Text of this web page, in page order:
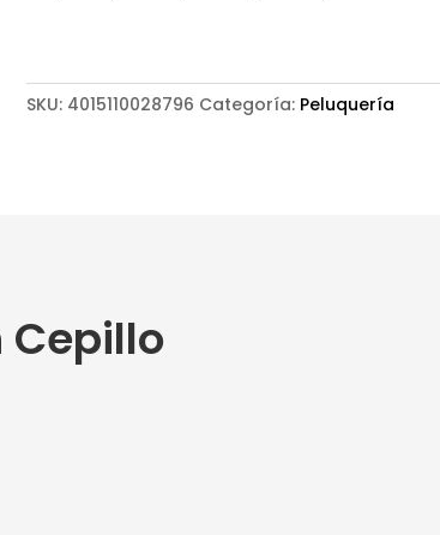
SKU: 4015110028796 Categoría: Peluquería
Cepillo